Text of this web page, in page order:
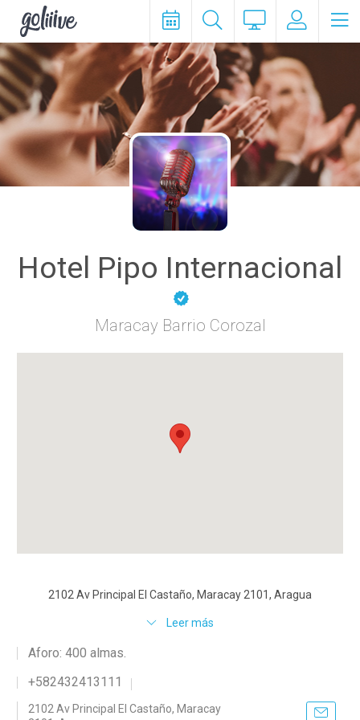
goliiive
Hotel Pipo Internacional
Maracay Barrio Corozal
2102 Av Principal El Castaño, Maracay 2101, Aragua
Leer más
Aforo: 400 almas.
+582432413111
2102 Av Principal El Castaño, Maracay